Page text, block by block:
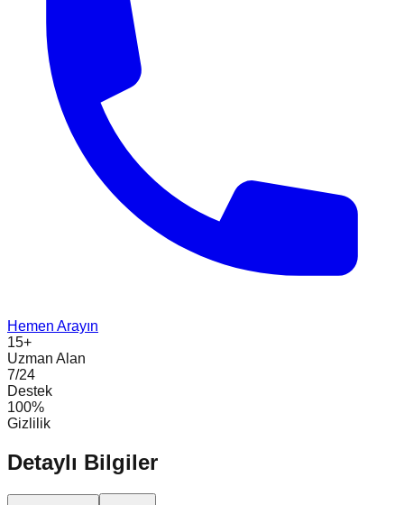
Hemen Arayın
15+
Uzman Alan
7/24
Destek
100%
Gizlilik
Detaylı Bilgiler